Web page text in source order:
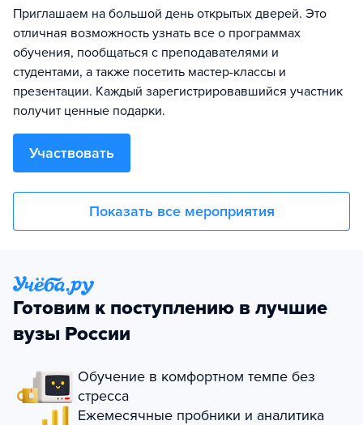
Приглашаем на большой день открытых дверей. Это
отличная возможность узнать все о программах
обучения, пообщаться с преподавателями и
студентами, а также посетить мастер-классы и
презентации. Каждый зарегистрировавшийся участник
получит ценные подарки.
Участвовать
Показать все мероприятия
Готовим к поступлению в лучшие
вузы России
Обучение в комфортном темпе без
стресса
Ежемесячные пробники и аналитика